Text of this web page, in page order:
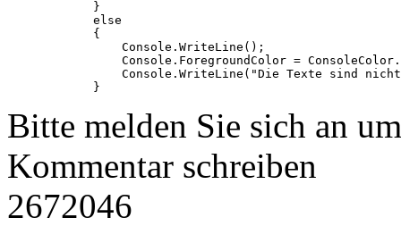
            }
            else
            {
                Console.WriteLine();
Console.ForegroundColor =
Console.WriteLine("Die Texte sind
            }
Bitte melden Sie sich an
Kommentar schreiben
2672046